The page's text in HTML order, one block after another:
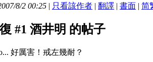
8/2 00:25 | 只看該作者 | 翻譯 | 書面 | 简
#1 酒井明 的帖子
好厲害！戒左幾耐？